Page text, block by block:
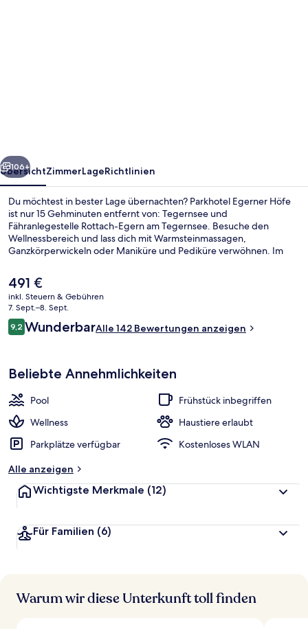
Weiter
106+
ÜbersichtZimmerLageRichtlinien
Du möchtest in bester Lage übernachten? Parkhotel Egerner Höfe
ist nur 15 Gehminuten entfernt von: Tegernsee und
Fähranlegestelle Rottach-Egern am Tegernsee. Besuche den
Wellnessbereich und lass dich mit Warmsteinmassagen,
Ganzkörperwickeln oder Maniküre und Pediküre verwöhnen. Im
Mittagessen und Abendessen regionale Küche serviert. Dieses
Hotel im luxuriösen Stil bietet als weitere Highlights einen
Innenpool, eine Loungebar sowie einen Fitnessbereich.
Der
aktuelle
Preis
beträgt
491 €.
491 €
inkl. Steuern & Gebühren
7. Sept.–8. Sept.
Bewertungen
9,29,2 von 10.
WunderbarAlle 142 Bewertungen anzeigen
Beliebte Annehmlichkeiten
Pool
Frühstück inbegriffen
Wellness
Haustiere erlaubt
Parkplätze verfügbar
Kostenloses WLAN
Alle anzeigen
Wichtigste Merkmale (12)
Für Familien (6)
Warum wir diese Unterkunft toll finden